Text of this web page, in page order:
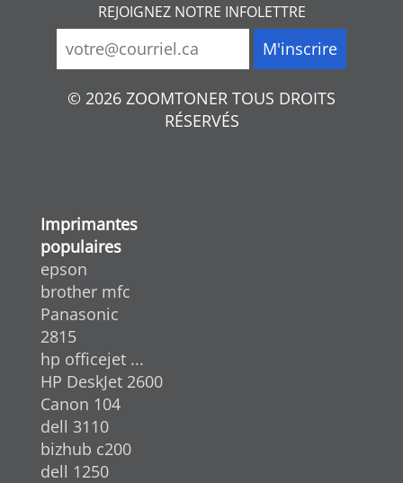
REJOIGNEZ NOTRE INFOLETTRE
© 2026 ZOOMTONER TOUS DROITS
RÉSERVÉS
Imprimantes
populaires
epson
brother mfc
Panasonic
2815
hp officejet ...
HP DeskJet 2600
Canon 104
dell 3110
bizhub c200
dell 1250